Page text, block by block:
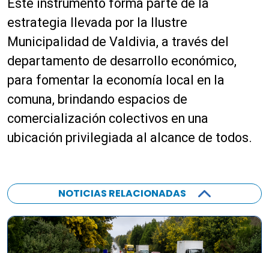
Este instrumento forma parte de la
estrategia llevada por la Ilustre
Municipalidad de Valdivia, a través del
departamento de desarrollo económico,
para fomentar la economía local en la
comuna, brindando espacios de
comercialización colectivos en una
ubicación privilegiada al alcance de todos.
NOTICIAS RELACIONADAS